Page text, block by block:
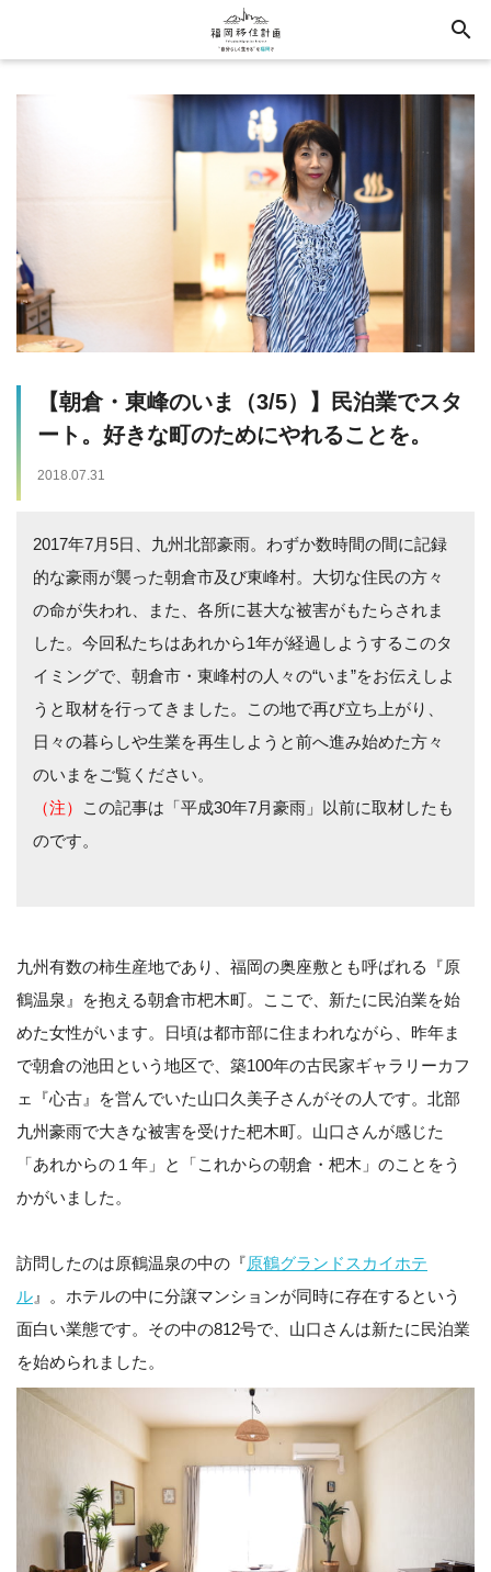
search
【朝倉・東峰のいま（3/5）】民泊業でスタ
ート。好きな町のためにやれることを。
2018.07.31
2017年7月5日、九州北部豪雨。わずか数時間の間に記録
的な豪雨が襲った朝倉市及び東峰村。大切な住民の方々
の命が失われ、また、各所に甚大な被害がもたらされま
した。今回私たちはあれから1年が経過しようするこのタ
イミングで、朝倉市・東峰村の人々の“いま”をお伝えしよ
うと取材を行ってきました。この地で再び立ち上がり、
日々の暮らしや生業を再生しようと前へ進み始めた方々
のいまをご覧ください。
（注）
この記事は「平成30年7月豪雨」以前に取材したも
のです。
九州有数の柿生産地であり、福岡の奥座敷とも呼ばれる『原
鶴温泉』を抱える朝倉市杷木町。ここで、新たに民泊業を始
めた女性がいます。日頃は都市部に住まわれながら、昨年ま
で朝倉の池田という地区で、築100年の古民家ギャラリーカフ
ェ『心古』を営んでいた山口久美子さんがその人です。北部
九州豪雨で大きな被害を受けた杷木町。山口さんが感じた
「あれからの１年」と「これからの朝倉・杷木」のことをう
かがいました。
訪問したのは原鶴温泉の中の『原鶴グランドスカイホテ
ル 』。ホテルの中に分譲マンションが同時に存在するという
面白い業態です。その中の812号で、山口さんは新たに民泊業
を始められました。